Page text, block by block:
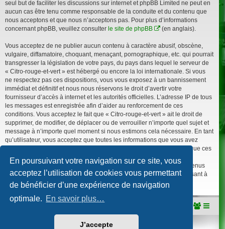
En poursuivant votre navigation sur ce site, vous
acceptez l’utilisation de cookies vous permettant
de bénéficier d’une expérience de navigation
optimale. En savoir plus…
J’accepte
seul but de faciliter les discussions sur internet et phpBB Limited ne peut en
aucun cas être tenu comme responsable de la conduite et du contenu que
nous acceptons et que nous n’acceptons pas. Pour plus d’informations
concernant phpBB, veuillez consulter le site de phpBB (en anglais).
Vous acceptez de ne publier aucun contenu à caractère abusif, obscène,
vulgaire, diffamatoire, choquant, menaçant, pornographique, etc. qui pourrait
transgresser la législation de votre pays, du pays dans lequel le serveur de
« Citro-rouge-et-vert » est hébergé ou encore la loi internationale. Si vous
ne respectez pas ces dispositions, vous vous exposez à un bannissement
immédiat et définitif et nous nous réservons le droit d’avertir votre
fournisseur d’accès à internet et les autorités officielles. L’adresse IP de tous
les messages est enregistrée afin d’aider au renforcement de ces
conditions. Vous acceptez le fait que « Citro-rouge-et-vert » ait le droit de
supprimer, de modifier, de déplacer ou de verrouiller n’importe quel sujet et
message à n’importe quel moment si nous estimons cela nécessaire. En tant
qu’utilisateur, vous acceptez que toutes les informations que vous avez
renseignées soient enregistrées dans notre base de données. Bien que ces
informations ne seront pas diffusées à une tierce partie sans votre
consentement, ni « Citro-rouge-et-vert », ni phpBB, ne pourront être tenus
comme responsables en cas de tentative de piratage informatique visant à
compromettre vos données.
phpBB® Forum Software © phpBB Limited